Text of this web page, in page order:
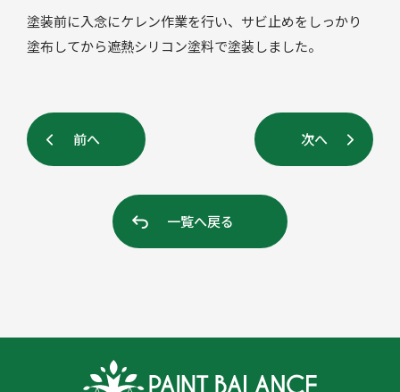
塗装前に入念にケレン作業を行い、サビ止めをしっかり
塗布してから遮熱シリコン塗料で塗装しました。
前へ 次へ
一覧へ戻る